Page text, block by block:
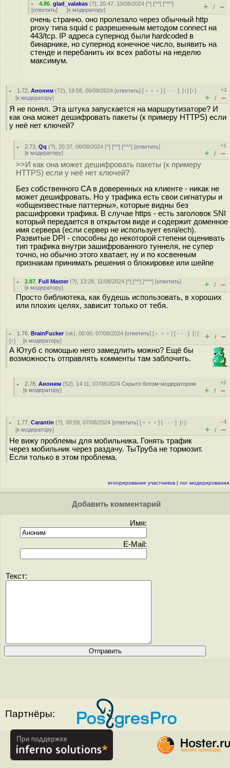
4.86 ,glad_valakas (?), 20:47, 10/08/2024 [^] [^^] [^^^]
[ответить] [к модератору] + / –
очень странно. оно пролезало через обычный http
proxy типа squid с разрешенным методом connect на
443/tcp. IP адреса супернод были hardcoded в
бинарнике, но супернод конечное число, выявить на
стенде и перебанить их всех работы на неделю
максимум.
1.72 ,Аноним (72), 19:58, 06/08/2024 [ответить] [ ﹢﹢﹢] [ · · ·][↓] [↑]
[к модератору]
+1
+ / –
Я не понял. Эта штука запускается на маршрутизаторе? И
как она может дешифровать пакеты (к примеру HTTPS) если
у неё нет ключей?
2.73 ,Qq (?), 20:37, 06/08/2024 [^] [^^] [^^^] [ответить]
[к модератору]
+1
+ / –
>>И как она может дешифровать пакеты (к примеру
HTTPS) если у неё нет ключей?
Без собственного CA в доверенных на клиенте - никак не
может дешифровать. Но у трафика есть свои сигнатуры и
«общеизвестные паттерны», которые видны без
расшифровки трафика. В случае https - есть заголовок SNI
который передается в открытом виде и содержит доменное
имя сервера (если сервер не использует esni/ech).
Развитые DPI - способны до некоторой степени оценивать
тип трафика внутри зашифрованного туннеля, не супер
точно, но обычно этого хватает, ну и по косвенным
признакам принимать решения о блокировке или шейпе
2.87 ,Full Master(?), 13:29, 11/08/2024 [^] [^^] [^^^] [ответить]
[к модератору] + / –
Просто библиотека, как будешь использовать, в хороших
или плохих целях, зависит только от тебя.
1.76 ,BrainFucker(ok), 00:00, 07/08/2024 [ответить] [ ﹢﹢﹢] [ · · ·][↓]
[↑] [к модератору] + / –
А Ютуб с помощью него замедлить можно? Ещё бы
возможность отправлять комменты там заблочить.
2.78 ,Аноним (52), 14:11, 07/08/2024Скрыто ботом-модератором
[к модератору]
+2
+ / –
1.77 ,Carantin (?), 00:59, 07/08/2024 [ответить] [ ﹢﹢﹢] [ · · ·][↑]
[к модератору]
–1
+ / –
Не вижу проблемы для мобильника. Гонять трафик
через мобильник через раздачу. ТыТруба не тормозит.
Если только в этом проблема.
игнорирование участников | лог модерирования
Добавить комментарий
Имя:
E-Mail:
Текст:
Партнёры: